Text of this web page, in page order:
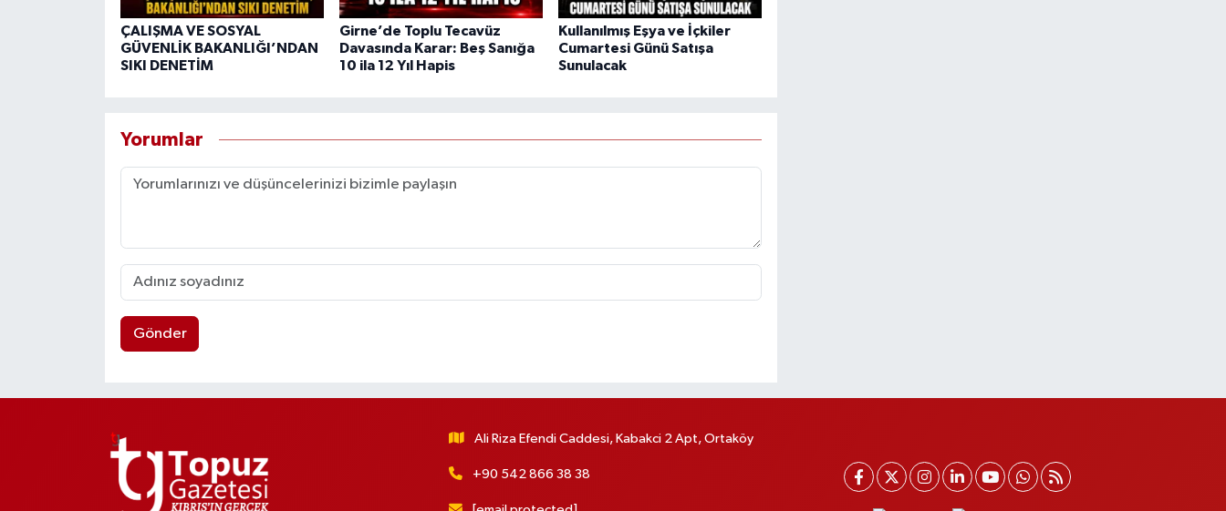
ÇALIŞMA VE SOSYAL
GÜVENLİK BAKANLIĞI’NDAN
SIKI DENETİM
Girne’de Toplu Tecavüz
Davasında Karar: Beş Sanığa
10 ila 12 Yıl Hapis
Kullanılmış Eşya ve İçkiler
Cumartesi Günü Satışa
Sunulacak
Yorumlar
Gönder
Ali Riza Efendi Caddesi, Kabakci 2 Apt, Ortaköy
+90 542 866 38 38